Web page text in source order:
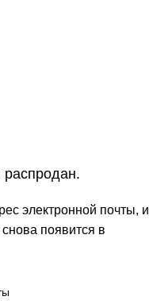
электронной почты, и
появится в